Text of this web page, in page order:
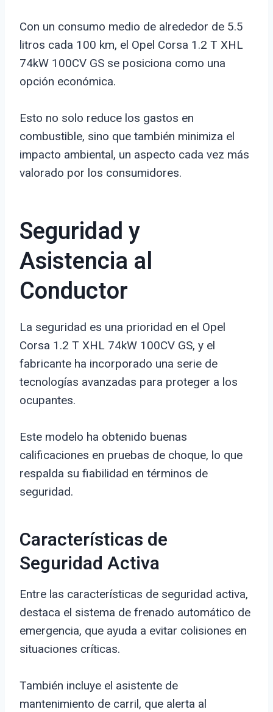
Con un consumo medio de alrededor de 5.5
litros cada 100 km, el Opel Corsa 1.2 T XHL
74kW 100CV GS se posiciona como una
opción económica.
Esto no solo reduce los gastos en
combustible, sino que también minimiza el
impacto ambiental, un aspecto cada vez más
valorado por los consumidores.
Seguridad y
Asistencia al
Conductor
La seguridad es una prioridad en el Opel
Corsa 1.2 T XHL 74kW 100CV GS, y el
fabricante ha incorporado una serie de
tecnologías avanzadas para proteger a los
ocupantes.
Este modelo ha obtenido buenas
calificaciones en pruebas de choque, lo que
respalda su fiabilidad en términos de
seguridad.
Características de
Seguridad Activa
Entre las características de seguridad activa,
destaca el sistema de frenado automático de
emergencia, que ayuda a evitar colisiones en
situaciones críticas.
También incluye el asistente de
mantenimiento de carril, que alerta al